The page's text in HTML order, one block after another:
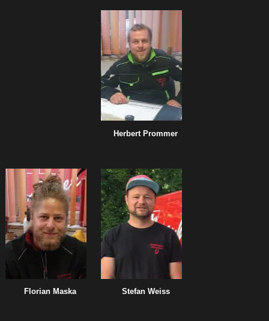
Herbert Prommer
Florian Maska Stefan Weiss